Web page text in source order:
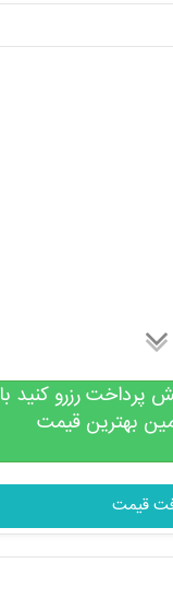
پرداخت رزرو کنید با
بهترین قیمت
قیمت